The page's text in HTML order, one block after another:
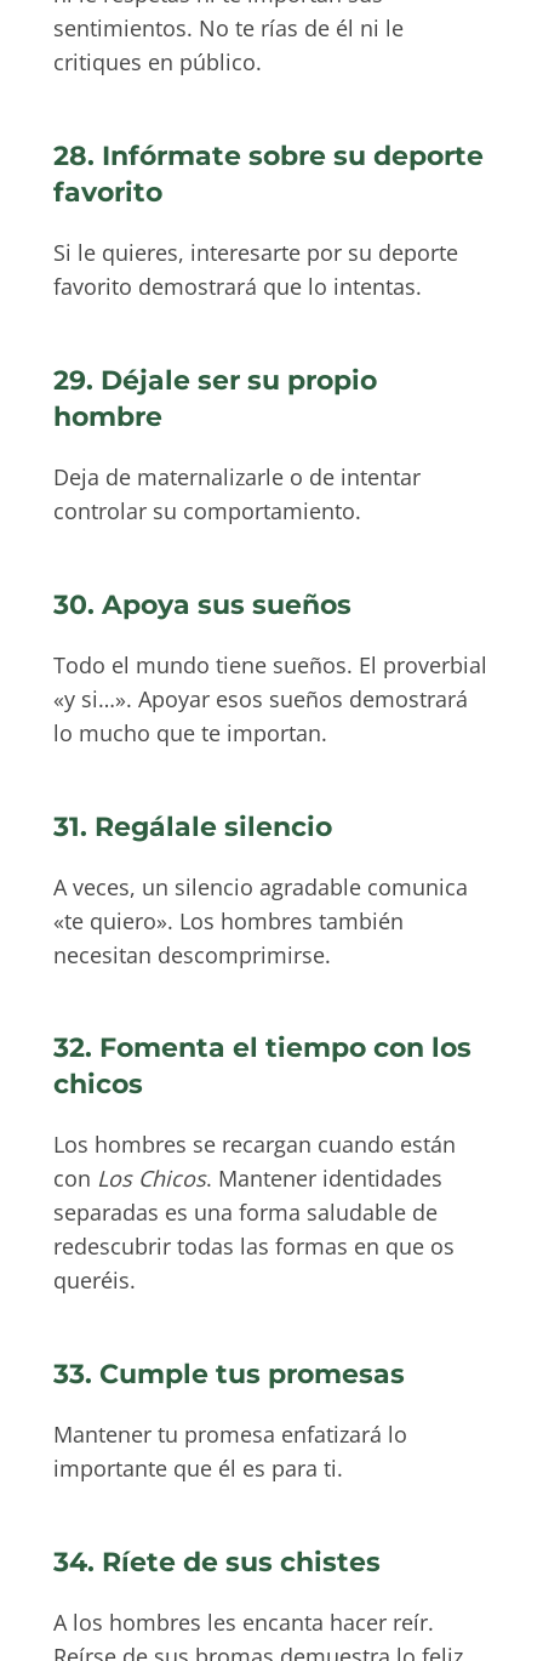
sentimientos. No te rías de él ni le
critiques en público.
28. Infórmate sobre su deporte
favorito
Si le quieres, interesarte por su deporte
favorito demostrará que lo intentas.
29. Déjale ser su propio
hombre
Deja de maternalizarle o de intentar
controlar su comportamiento.
30. Apoya sus sueños
Todo el mundo tiene sueños. El proverbial
«y si…». Apoyar esos sueños demostrará
lo mucho que te importan.
31. Regálale silencio
A veces, un silencio agradable comunica
«te quiero». Los hombres también
necesitan descomprimirse.
32. Fomenta el tiempo con los
chicos
Los hombres se recargan cuando están
con Los Chicos. Mantener identidades
separadas es una forma saludable de
redescubrir todas las formas en que os
queréis.
33. Cumple tus promesas
Mantener tu promesa enfatizará lo
importante que él es para ti.
34. Ríete de sus chistes
A los hombres les encanta hacer reír.